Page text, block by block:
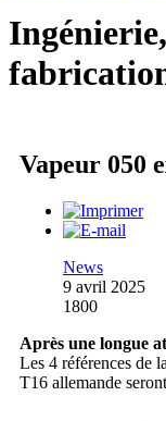
Vapeur 050
News
9 avril 2025
1800
Après une longue
Les 4 références de
T16 allemande